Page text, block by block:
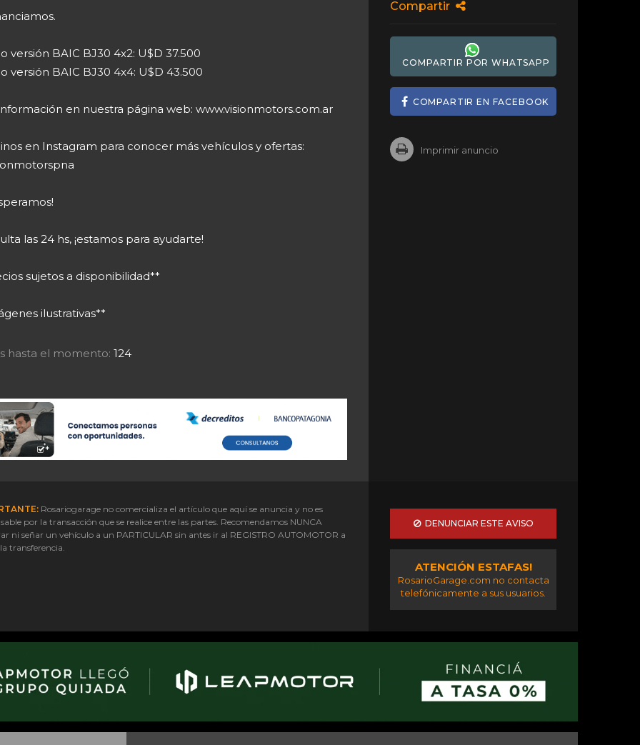
versión BAIC BJ30 4x2: U$D 37.500
versión BAIC BJ30 4x4: U$D 43.500
en nuestra página web: www.visionmotors.com.ar
en Instagram para conocer más vehículos y ofertas:
las 24 hs, ¡estamos para ayudarte!
sujetos a disponibilidad**
ilustrativas**
hasta el momento: 124
Compartir
COMPARTIR POR WHATSAPP
COMPARTIR EN FACEBOOK
Imprimir anuncio
Rosariogarage no comercializa el artículo que aquí se anuncia y no es
por la transacción que se realice entre las partes. Recomendamos NUNCA
ni señar un vehículo a un PARTICULAR sin antes ir al REGISTRO AUTOMOTOR a
transferencia.
DENUNCIAR ESTE AVISO
ATENCIÓN ESTAFAS!
RosarioGarage.com no contacta
telefónicamente a sus usuarios.